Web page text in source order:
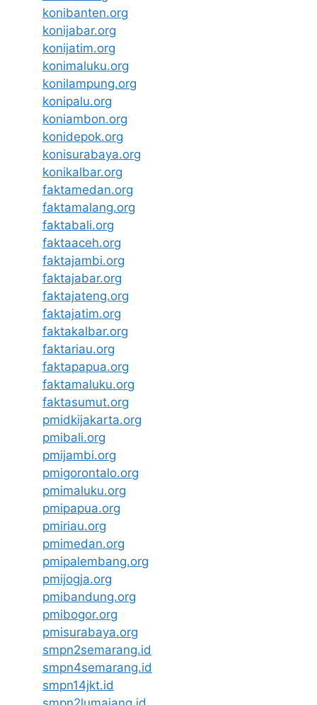
konibanten.org
konijabar.org
konijatim.org
konimaluku.org
konilampung.org
konipalu.org
koniambon.org
konidepok.org
konisurabaya.org
konikalbar.org
faktamedan.org
faktamalang.org
faktabali.org
faktaaceh.org
faktajambi.org
faktajabar.org
faktajateng.org
faktajatim.org
faktakalbar.org
faktariau.org
faktapapua.org
faktamaluku.org
faktasumut.org
pmidkijakarta.org
pmibali.org
pmijambi.org
pmigorontalo.org
pmimaluku.org
pmipapua.org
pmiriau.org
pmimedan.org
pmipalembang.org
pmijogja.org
pmibandung.org
pmibogor.org
pmisurabaya.org
smpn2semarang.id
smpn4semarang.id
smpn14jkt.id